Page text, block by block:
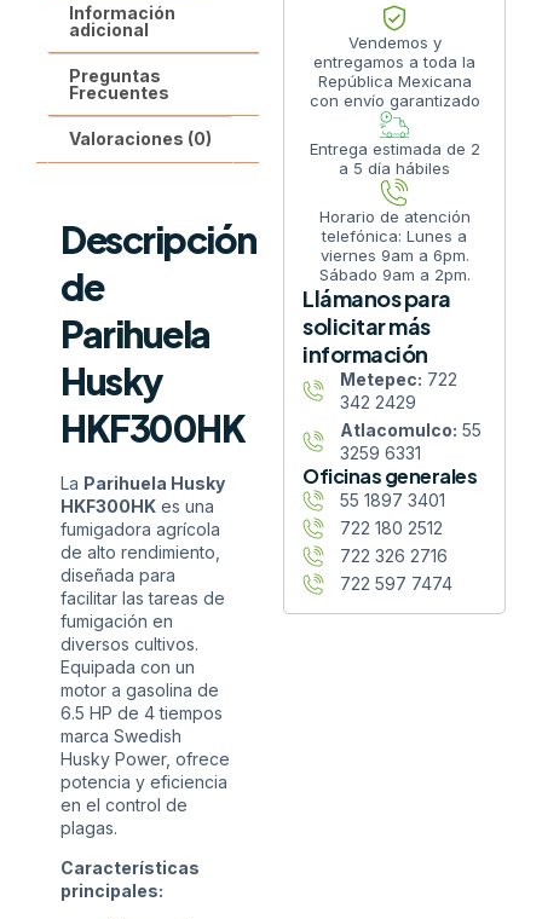
Información
adicional
Preguntas
Frecuentes
Valoraciones (0)
Descripción
de
Parihuela
Husky
HKF300HK
La Parihuela Husky
HKF300HK es una
fumigadora agrícola
de alto rendimiento,
diseñada para
facilitar las tareas de
fumigación en
diversos cultivos.
Equipada con un
motor a gasolina de
6.5 HP de 4 tiempos
marca Swedish
Husky Power, ofrece
potencia y eficiencia
en el control de
plagas.
Características
principales:
Vendemos y
entregamos a toda la
República Mexicana
con envío garantizado
Entrega estimada de 2
a 5 día hábiles
Horario de atención
telefónica: Lunes a
viernes 9am a 6pm.
Sábado 9am a 2pm.
Llámanos para
solicitar más
información
Metepec: 722
342 2429
Atlacomulco: 55
3259 6331
Oficinas generales
55 1897 3401
722 180 2512
722 326 2716
722 597 7474